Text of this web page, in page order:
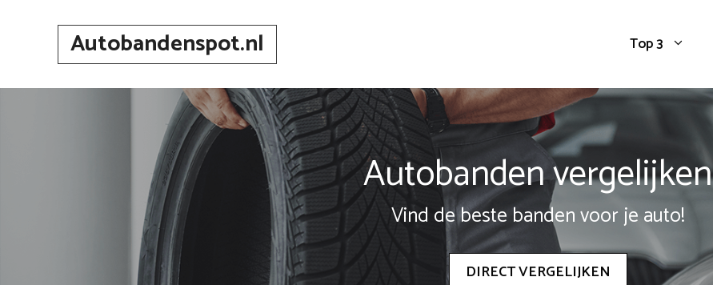
Autobandenspot.nl Top 3
Autobanden vergelijken
Vind de beste banden voor je auto!
DIRECT VERGELIJKEN